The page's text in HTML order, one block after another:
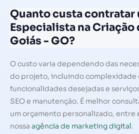
Quanto custa contratar
Especialista na Criação
Goiás - GO?
O custo varia dependendo das
do projeto, incluindo complexidade
funcionalidades desejadas e
SEO e manutenção. É melhor
um orçamento personalizado, entre
nossa agência de marketing digital.